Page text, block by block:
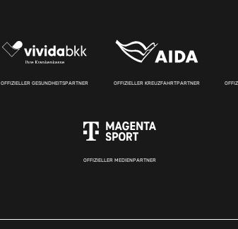
OFFIZIELLER GESUNDHEITSPARTNER OFFIZIELLER KREUZFAHRTPARTNER
OFFIZIELLER MEDIENPARTNER